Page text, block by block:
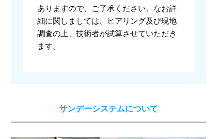
ありますので、ご了承ください。なお詳
細に関しましては、ヒアリング及び現地
調査の上、技術者が試算させていただき
ます。
サンデーシステムについて